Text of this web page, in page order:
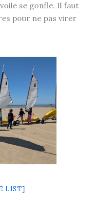
se gonfle. Il faut
pour ne pas virer
LIST]